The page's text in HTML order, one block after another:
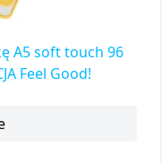
A5 soft touch 96
Feel Good!